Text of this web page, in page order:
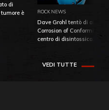
di
è
ROCK NEWS
Dave Grohl tentò di
Corrosion of Conformity
centro di
VEDI TUTTE